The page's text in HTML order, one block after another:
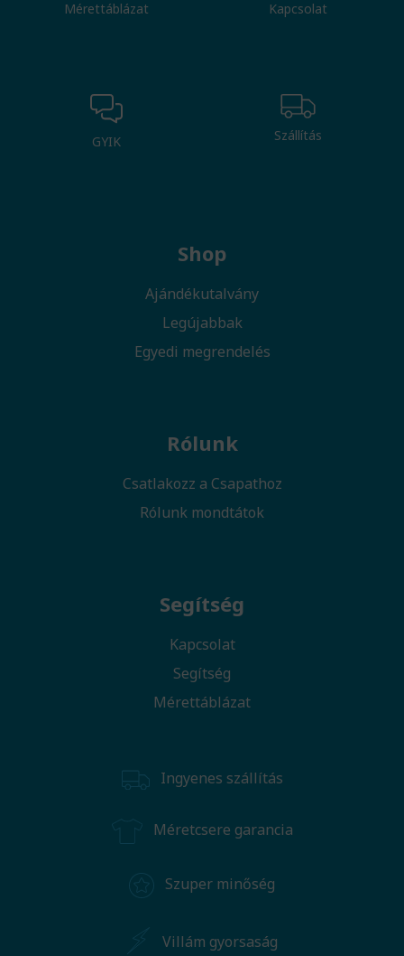
Mérettáblázat Kapcsolat
GYIK Szállítás
Shop
Ajándékutalvány
Legújabbak
Egyedi megrendelés
Rólunk
Csatlakozz a Csapathoz
Rólunk mondtátok
Segítség
Kapcsolat
Segítség
Mérettáblázat
Ingyenes szállítás
Méretcsere garancia
Szuper minőség
Villám gyorsaság